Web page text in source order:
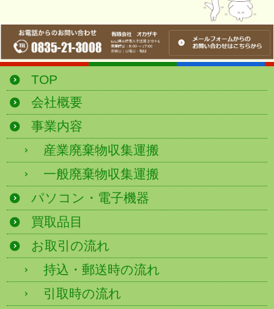
TOP
会社概要
事業内容
産業廃棄物収集運搬
一般廃棄物収集運搬
パソコン・電子機器
買取品目
お取引の流れ
持込・郵送時の流れ
引取時の流れ